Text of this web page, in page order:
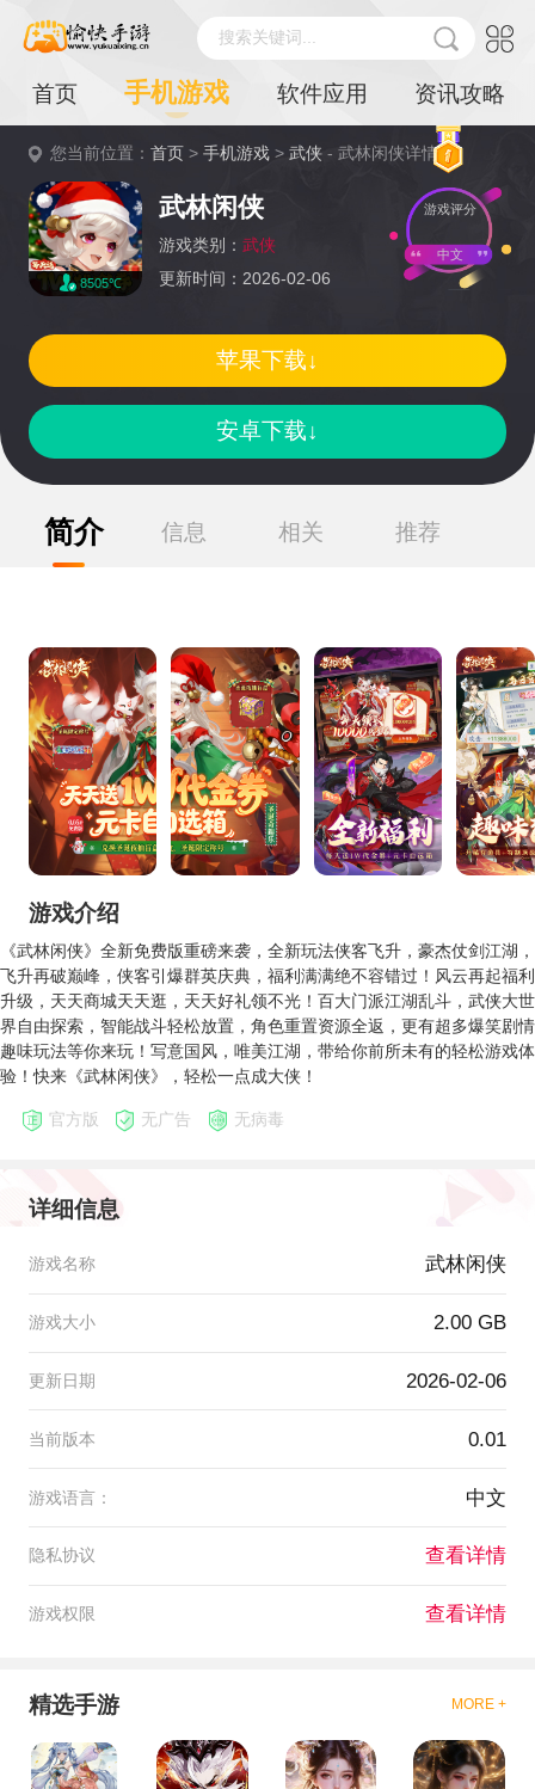
搜索关键词...
首页 手机游戏 软件应用 资讯攻略
您当前位置：首页 >手机游戏 >武侠 - 武林闲侠详情
8505℃
武林闲侠
游戏类别： 武侠
更新时间：2026-02-06
游戏评分
中文
安卓下载↓
苹果下载↓
简介 信息 相关 推荐
游戏介绍
《武林闲侠》全新免费版重磅来袭，全新玩法侠客飞升，豪杰仗剑江湖，
飞升再破巅峰，侠客引爆群英庆典，福利满满绝不容错过！风云再起福利
升级，天天商城天天逛，天天好礼领不光！百大门派江湖乱斗，武侠大世
界自由探索，智能战斗轻松放置，角色重置资源全返，更有超多爆笑剧情
趣味玩法等你来玩！写意国风，唯美江湖，带给你前所未有的轻松游戏体
验！快来《武林闲侠》，轻松一点成大侠！
官方版 无广告 无病毒
详细信息
游戏名称 武林闲侠
游戏大小 2.00 GB
更新日期 2026-02-06
当前版本 0.01
游戏语言： 中文
隐私协议 查看详情
游戏权限 查看详情
精选手游 MORE +